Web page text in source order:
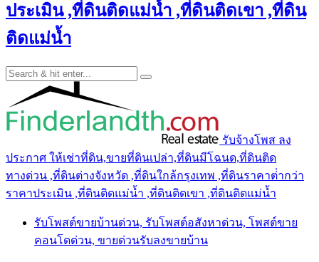
ประเมิน ,ที่ดินติดแม่น้ำ ,ที่ดินติดเขา ,ที่ดิน
ติดแม่น้ำ
รับจ้างโพส ลง
ประกาศ ให้เช่าที่ดิน,ขายที่ดินเปล่า,ที่ดินมีโฉนด,ที่ดินติด
ทางด่วน ,ที่ดินต่างจังหวัด ,ที่ดินใกล้กรุงเทพ ,ที่ดินราคาต่ํากว่า
ราคาประเมิน ,ที่ดินติดแม่น้ำ ,ที่ดินติดเขา ,ที่ดินติดแม่น้ำ
รับโพสต์ขายบ้านด่วน, รับโพสต์อสังหาด่วน, โพสต์ขาย
คอนโดด่วน, ขายด่วนรับลงขายบ้าน